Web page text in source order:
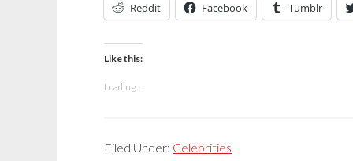
Reddit Facebook Tumblr
Like this:
Loading...
Filed Under: Celebrities